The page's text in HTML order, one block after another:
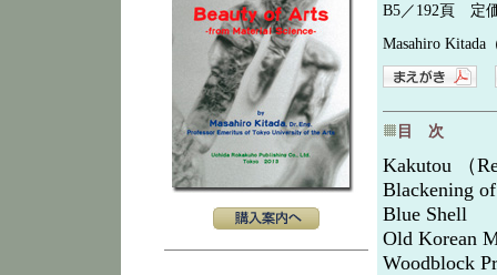
B5／192頁 定
Masahiro
目 次
Kakutou （
Blackening
Blue Shell
Old Korean
Woodblock